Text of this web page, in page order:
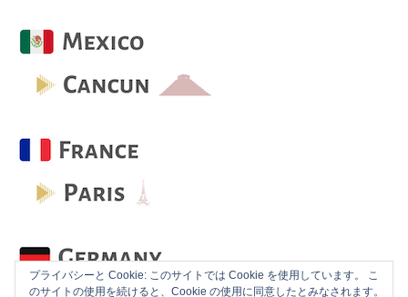
プライバシーと Cookie: このサイトでは Cookie を使用しています。 こ
のサイトの使用を続けると、Cookie の使用に同意したとみなされます。